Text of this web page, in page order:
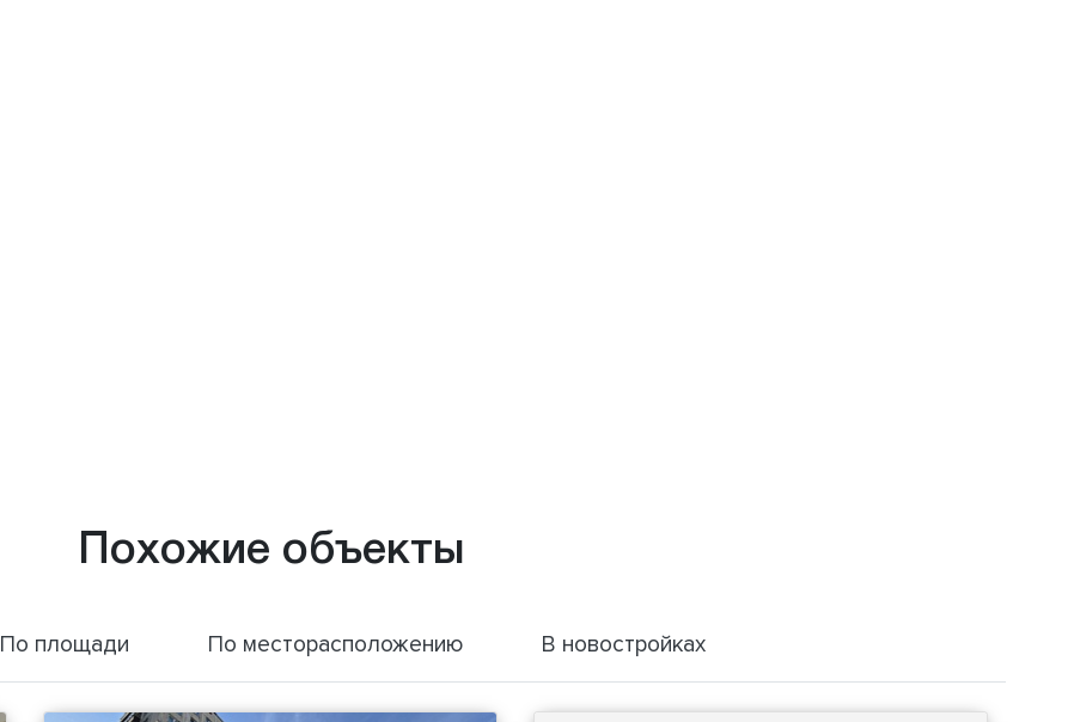
Похожие объекты
По площади По месторасположению В новостройках